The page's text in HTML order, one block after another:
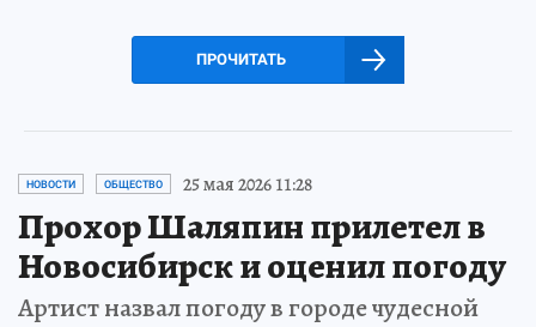
ПРОЧИТАТЬ
НОВОСТИ ОБЩЕСТВО 25 мая 2026 11:28
Прохор Шаляпин прилетел в
Новосибирск и оценил погоду
Артист назвал погоду в городе чудесной